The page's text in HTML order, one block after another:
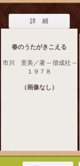
詳 細
春のうたがきこえる
市川 里美／著 -- 偕成社 --
１９７８
（画像なし）